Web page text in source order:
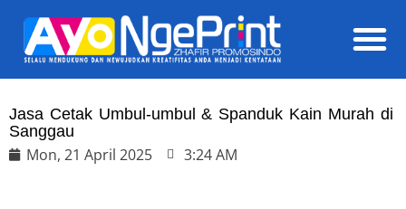
Jasa Cetak Umbul-umbul & Spanduk Kain Murah di
Sanggau
Mon, 21 April 2025 3:24 AM